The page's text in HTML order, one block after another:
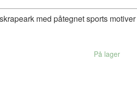
med påtegnet sports
På lager